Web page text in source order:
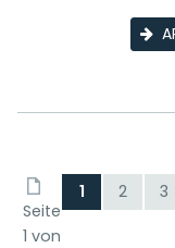
Seite
1 von
1 2 3